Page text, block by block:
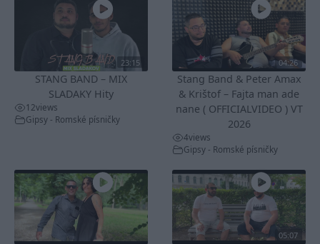
23:15
STANG BAND – MIX
SLADAKY Hity
12views
Gipsy - Romské písničky
04:26
Stang Band & Peter Amax
& Krištof – Fajta man ade
nane ( OFFICIALVIDEO ) VT
2026
4views
Gipsy - Romské písničky
05:07